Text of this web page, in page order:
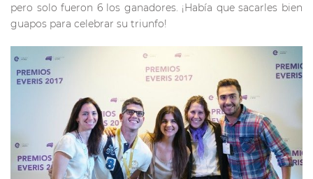
pero solo fueron 6 los ganadores. ¡Había que sacarles bien
guapos para celebrar su triunfo!